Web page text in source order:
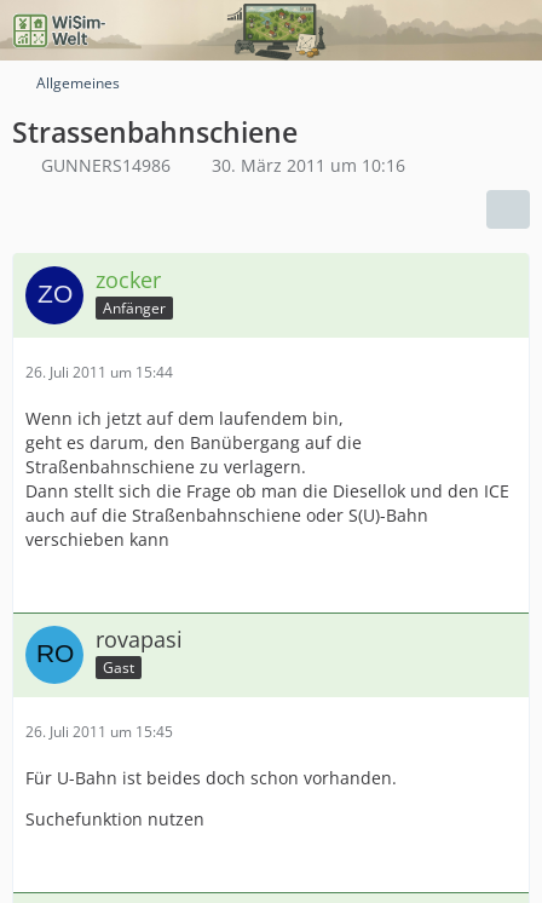
Allgemeines
Strassenbahnschiene
GUNNERS14986 30. März 2011 um 10:16
zocker
Anfänger
26. Juli 2011 um 15:44
Wenn ich jetzt auf dem laufendem bin,
geht es darum, den Banübergang auf die
Straßenbahnschiene zu verlagern.
Dann stellt sich die Frage ob man die Diesellok und den ICE
auch auf die Straßenbahnschiene oder S(U)-Bahn
verschieben kann
rovapasi
Gast
26. Juli 2011 um 15:45
Für U-Bahn ist beides doch schon vorhanden.
Suchefunktion nutzen